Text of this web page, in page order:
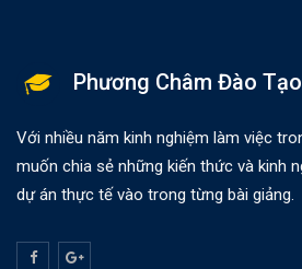
Phương Châm Đào Tạo
Với nhiều năm kinh nghiệm làm việc
muốn chia sẻ những kiến thức và kinh
dự án thực tế vào trong từng bài giảng.